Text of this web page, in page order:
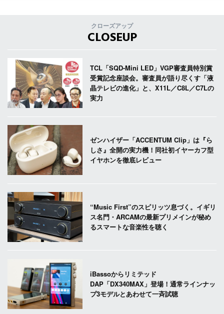
クローズアップ
CLOSEUP
TCL「SQD-Mini LED」VGP審査員特別賞
受賞記念座談会。審査員が語り尽くす「液
晶テレビの進化」と、X11L／C8L／C7Lの
実力
ゼンハイザー「ACCENTUM Clip」は『ら
しさ』全開の実力機！同社初イヤーカフ型
イヤホンを徹底レビュー
“Music First”のスピリッツ息づく。イギリ
ス名門・ARCAMの最新プリメインが秘め
るスマートな音楽性を聴く
iBassoからリミテッド
DAP「DX340MAX」登場！通常ラインナッ
プ3モデルとあわせて一斉試聴